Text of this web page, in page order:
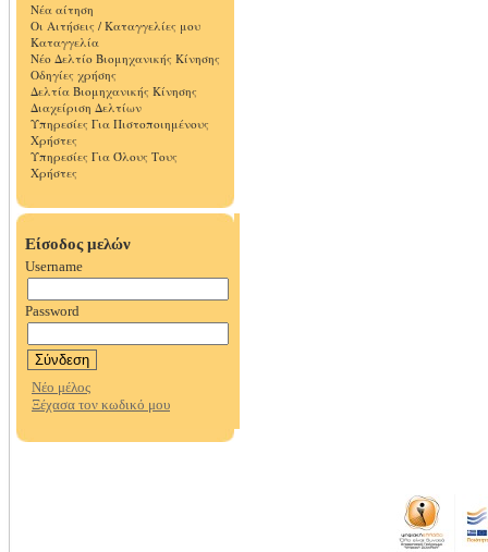
Νέα αίτηση
Οι Αιτήσεις / Καταγγελίες μου
Καταγγελία
Νέο Δελτίο Βιομηχανικής Κίνησης
Οδηγίες χρήσης
Δελτία Βιομηχανικής Κίνησης
Διαχείριση Δελτίων
Υπηρεσίες Για Πιστοποιημένους
Χρήστες
Υπηρεσίες Για Όλους Τους
Χρήστες